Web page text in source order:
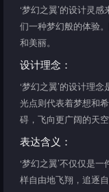
‘梦幻之翼’的设计灵
们一种梦幻般的体验
和美丽。
设计理念：
‘梦幻之翼’的设计理
光点则代表着梦想和
碍，飞向更广阔的天空
表达含义：
‘梦幻之翼’不仅仅是
样自由地飞翔，追逐